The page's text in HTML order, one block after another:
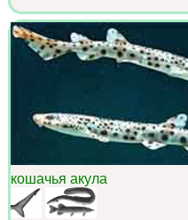
кошачья акула